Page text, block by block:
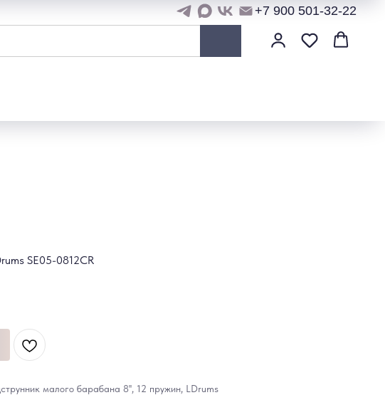
+7 900 501-32-22
SE05-0812CR
малого барабана 8'', 12 пружин, LDrums